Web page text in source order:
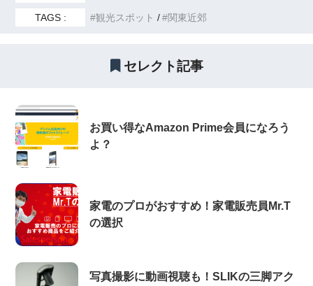
TAGS : 観光スポット 関東近郊
セレクト記事
お買い得なAmazon Prime会員になろう
よ？
家電のプロがおすすめ！家電販売員Mr.T
の選択
写真撮影に動画視聴も！SLIKの三脚アク